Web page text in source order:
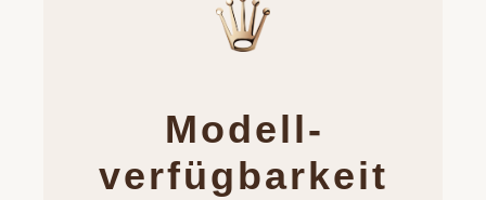
Modell­
verfügbarkeit